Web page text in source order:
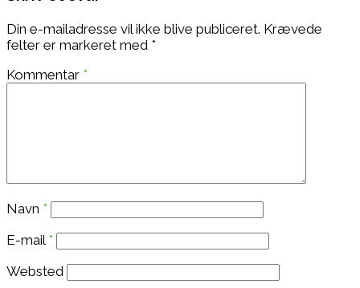
Din e-mailadresse vil ikke blive publiceret. Krævede
felter er markeret med *
Kommentar *
Navn *
E-mail *
Websted